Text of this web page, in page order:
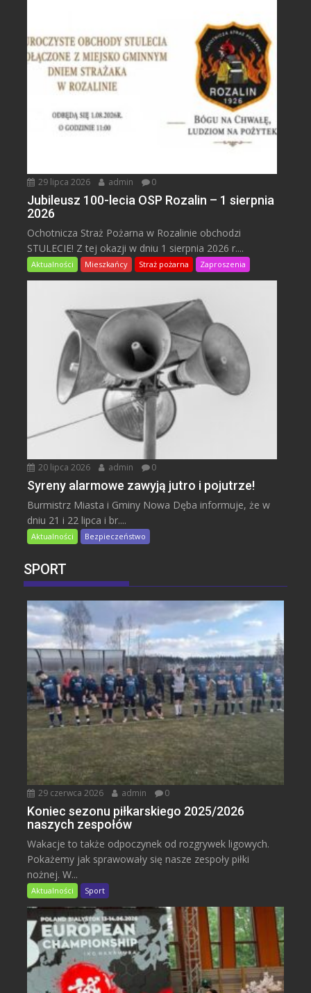
29 lipca 2026 admin 0
Jubileusz 100-lecia OSP Rozalin – 1 sierpnia
2026
Ochotnicza Straż Pożarna w Rozalinie obchodzi
STULECIE! Z tej okazji w dniu 1 sierpnia 2026 r....
Aktualności Mieszkańcy Straż pożarna Zaproszenia
20 lipca 2026 admin 0
Syreny alarmowe zawyją jutro i pojutrze!
Burmistrz Miasta i Gminy Nowa Dęba informuje, że w
dniu 21 i 22 lipca i br....
Aktualności Bezpieczeństwo
SPORT
29 czerwca 2026 admin 0
Koniec sezonu piłkarskiego 2025/2026
naszych zespołów
Wakacje to także odpoczynek od rozgrywek ligowych.
Pokażemy jak sprawowały się nasze zespoły piłki
nożnej. W...
Aktualności Sport